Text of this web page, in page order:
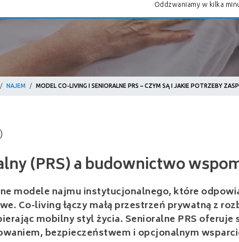
Oddzwaniamy w kilka
NAJEM MODEL CO-LIVING I SENIORALNE PRS – CZYM SĄ I JAKIE POTRZEBY
a budownictwo wspomagane
modele najmu instytucjonalnego, które
Co-living łączy małą przestrzeń prywatną z
mobilny styl życia. Senioralne PRS oferuje
bezpieczeństwem i opcjonalnym